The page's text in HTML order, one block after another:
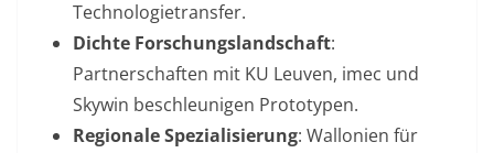
Technologietransfer.
Dichte Forschungslandschaft:
Partnerschaften mit KU Leuven, imec und
Skywin beschleunigen Prototypen.
Regionale Spezialisierung: Wallonien für